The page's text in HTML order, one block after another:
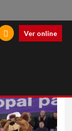
Ver online